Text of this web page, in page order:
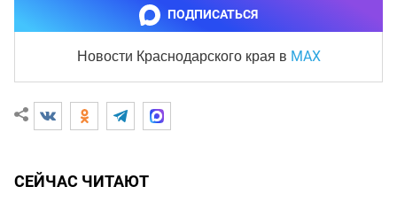
ПОДПИСАТЬСЯ
Новости Краснодарского края в MAX
СЕЙЧАС ЧИТАЮТ